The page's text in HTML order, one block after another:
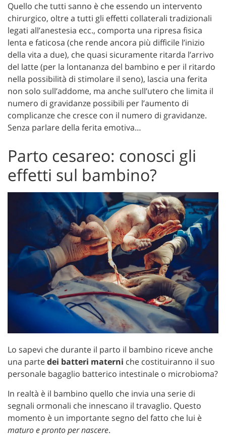
Quello che tutti sanno è che essendo un intervento
chirurgico, oltre a tutti gli effetti collaterali tradizionali
legati all’anestesia ecc., comporta una ripresa fisica
lenta e faticosa (che rende ancora più difficile l’inizio
della vita a due), che quasi sicuramente ritarda l’arrivo
del latte (per la lontananza del bambino e per il ritardo
nella possibilità di stimolare il seno), lascia una ferita
non solo sull’addome, ma anche sull’utero che limita il
numero di gravidanze possibili per l’aumento di
complicanze che cresce con il numero di gravidanze.
Senza parlare della ferita emotiva…
Parto cesareo: conosci gli
effetti sul bambino?
Lo sapevi che durante il parto il bambino riceve anche
una partedei batteri materni che costituiranno il suo
personale bagaglio batterico intestinale o microbioma?
In realtà è il bambino quello che invia una serie di
segnali ormonali che innescano il travaglio. Questo
momento è un importante segno del fatto che lui è
maturo e pronto per nascere.